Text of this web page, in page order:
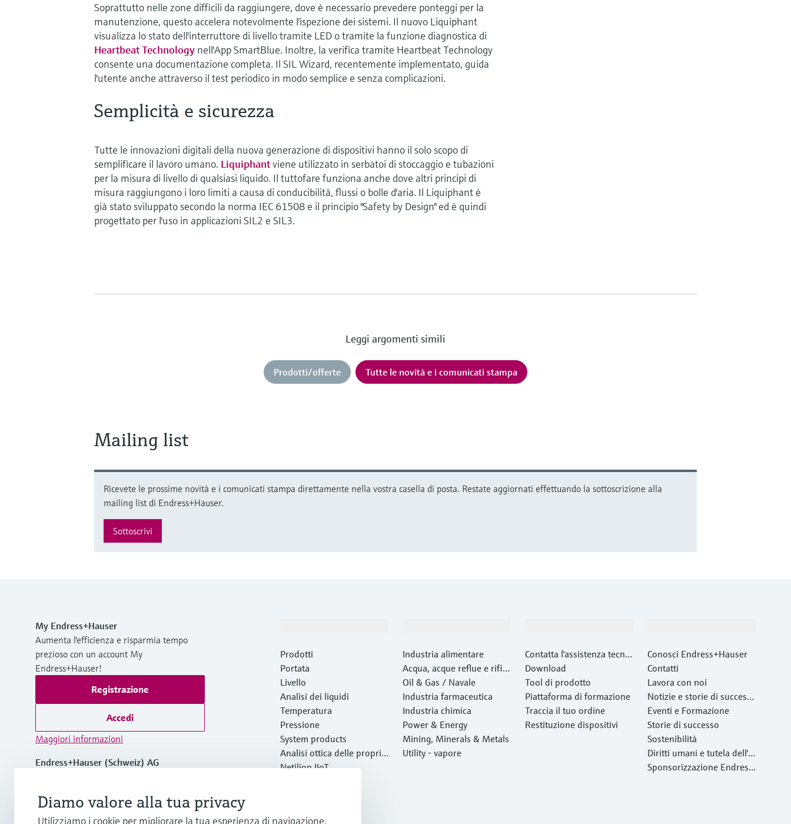
Soprattutto nelle zone difficili da raggiungere, dove è necessario prevedere ponteggi per la
manutenzione, questo accelera notevolmente l'ispezione dei sistemi. Il nuovo Liquiphant
visualizza lo stato dell'interruttore di livello tramite LED o tramite la funzione diagnostica di
Heartbeat Technology nell'App SmartBlue. Inoltre, la verifica tramite Heartbeat Technology
consente una documentazione completa. Il SIL Wizard, recentemente implementato, guida
l'utente anche attraverso il test periodico in modo semplice e senza complicazioni.
Semplicità e sicurezza
Tutte le innovazioni digitali della nuova generazione di dispositivi hanno il solo scopo di
semplificare il lavoro umano. Liquiphantviene utilizzato in serbatoi di stoccaggio e tubazioni
per la misura di livello di qualsiasi liquido. Il tuttofare funziona anche dove altri principi di
misura raggiungono i loro limiti a causa di conducibilità, flussi o bolle d'aria. Il Liquiphant è
già stato sviluppato secondo la norma IEC 61508 e il principio "Safety by Design" ed è quindi
progettato per l'uso in applicazioni SIL2 e SIL3.
Leggi argomenti simili
Prodotti/offerte Tutte le novità e i comunicati stampa
Mailing list
Ricevete le prossime novità e i comunicati stampa direttamente nella vostra casella di posta. Restate aggiornati effettuando la sottoscrizione alla
mailing list di Endress+Hauser.
Sottoscrivi
My Endress+Hauser
Aumenta l'efficienza e risparmia tempo
prezioso con un account My
Endress+Hauser!
Registrazione
Accedi
Maggiori informazioni
Endress+Hauser (Schweiz) AG
+41 61 715 7575
Prodotti
Portata
Livello
Analisi dei liquidi
Temperatura
Pressione
System products
Analisi ottica delle proprie
tà chimiche
Netilion IIoT
Industria alimentare
Acqua, acque reflue e rifiut
iOil & Gas / Navale
Industria farmaceutica
Industria chimica
Power & Energy
Mining, Minerals & Metals
Utility - vapore
Contatta l'assistenza tecnic
a
Download
Tool di prodotto
Piattaforma di formazione
Traccia il tuo ordine
Restituzione dispositivi
Conosci Endress+Hauser
Contatti
Lavora con noi
Notizie e storie di success
o
Eventi e Formazione
Storie di successo
Sostenibilità
Diritti umani e tutela dell'a
mbiente
Sponsorizzazione Endress
Diamo valore alla tua privacy
Utilizziamo i cookie per migliorare la tua esperienza di navigazione,